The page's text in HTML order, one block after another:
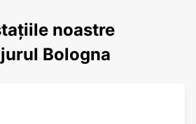
noastre
Bologna